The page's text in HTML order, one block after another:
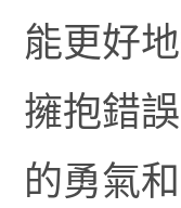
能更好
擁抱錯
的勇氣